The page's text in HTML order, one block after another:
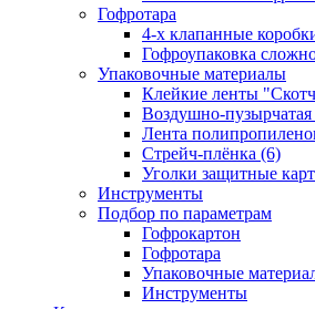
Гофротара
4-х клапанные
Гофроупаковка
Упаковочные материалы
Клейкие ленты
Воздушно-
Лента
Стрейч-плёнка (6)
Уголки защитные
Инструменты
Подбор по параметрам
Гофрокартон
Гофротара
Упаковочные
Инструменты